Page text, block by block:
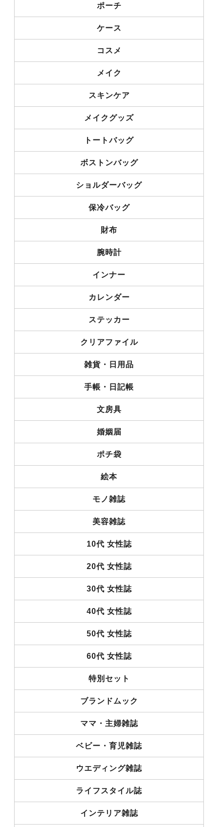
ポーチ
ケース
コスメ
メイク
スキンケア
メイクグッズ
トートバッグ
ボストンバッグ
ショルダーバッグ
保冷バッグ
財布
腕時計
インナー
カレンダー
ステッカー
クリアファイル
雑貨・日用品
手帳・日記帳
文房具
婚姻届
ポチ袋
絵本
モノ雑誌
美容雑誌
10代 女性誌
20代 女性誌
30代 女性誌
40代 女性誌
50代 女性誌
60代 女性誌
特別セット
ブランドムック
ママ・主婦雑誌
ベビー・育児雑誌
ウエディング雑誌
ライフスタイル誌
インテリア雑誌